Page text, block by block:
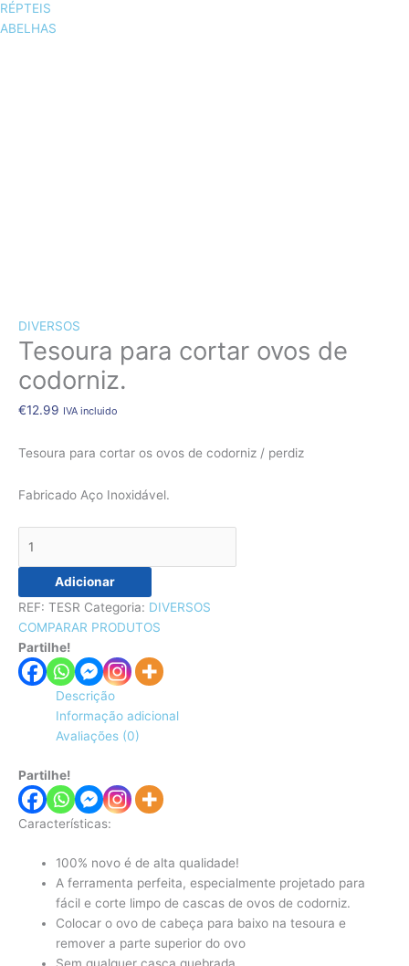
RÉPTEIS
ABELHAS
DIVERSOS
Tesoura para cortar ovos de
codorniz.
€12.99 IVA incluido
Tesoura para cortar os ovos de codorniz / perdiz
Fabricado Aço Inoxidável.
Tesoura
para
cortar
ovos
de
Adicionar
REF: TESR Categoria: DIVERSOS
COMPARAR PRODUTOS
Partilhe!
Descrição
Informação adicional
Avaliações (0)
Partilhe!
Características:
100% novo é de alta qualidade!
A ferramenta perfeita, especialmente projetado para
fácil e corte limpo de cascas de ovos de codorniz.
Colocar o ovo de cabeça para baixo na tesoura e
remover a parte superior do ovo